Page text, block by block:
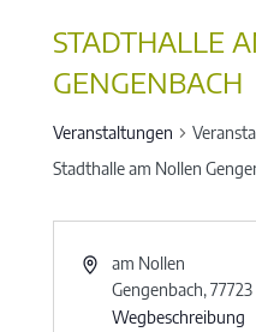
STADTHALLE
GENGENBACH
Veranstaltungen
Stadthalle am Nollen
am Nollen
Gengenbach,77723
Wegbeschreibung